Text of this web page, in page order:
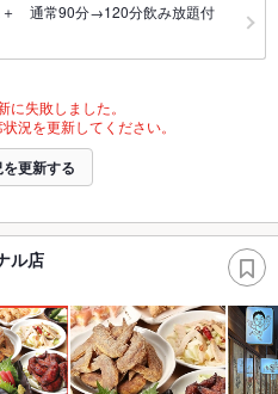
通常90分→120分飲み放題付
に失敗しました。
況を更新してください。
更新する
ル店